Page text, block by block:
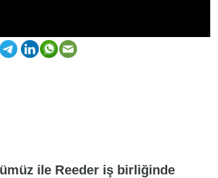
ile Reeder iş birliğinde